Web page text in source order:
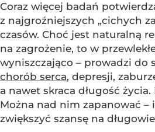
Coraz więcej badań
z najgroźniejszych „cichych
czasów. Choć jest naturalną
na zagrożenie, to w
wyniszczająco – prowadzi do
chorób serca, depresji,
a nawet skraca długość
Można nad nim zapanować
zwiększyć szansę na